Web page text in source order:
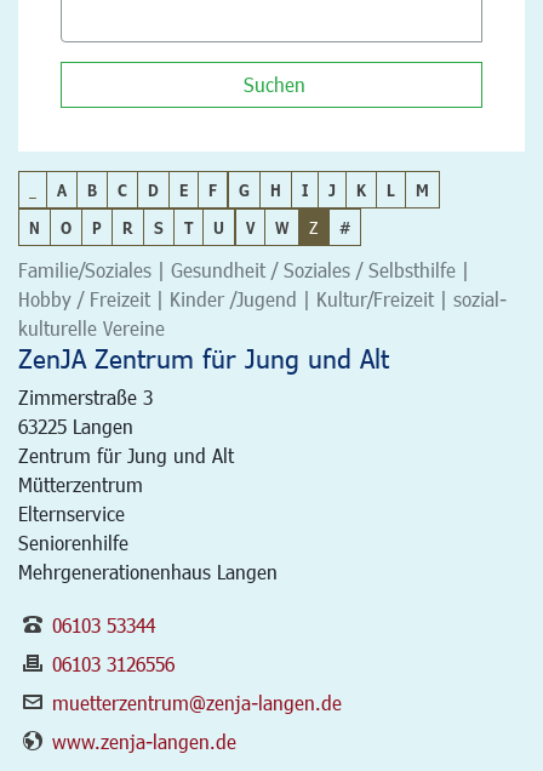
Suchen
A B C D E F G H I J K L
M
N
O P R S T U V W Z #
Familie/Soziales | Gesundheit / Soziales / Selbsthilfe |
Hobby / Freizeit | Kinder /Jugend | Kultur/Freizeit | sozial-
kulturelle Vereine
ZenJA Zentrum für Jung und Alt
Zimmerstraße 3
63225 Langen
Zentrum für Jung und Alt
Mütterzentrum
Elternservice
Seniorenhilfe
Mehrgenerationenhaus Langen
06103 53344
06103 3126556
muetterzentrum@zenja-langen.de
www.zenja-langen.de